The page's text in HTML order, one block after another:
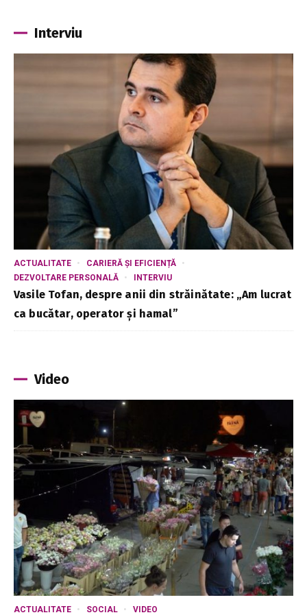
Interviu
ACTUALITATE
CARIERĂ ȘI EFICIENȚĂ
DEZVOLTARE PERSONALĂ
INTERVIU
Vasile Tofan, despre anii din străinătate: „Am lucrat
ca bucătar, operator și hamal”
Video
ACTUALITATE SOCIAL VIDEO